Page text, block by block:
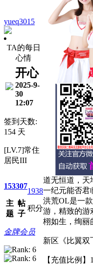
yueq3015
TA的每日
心情
开心
2025-9-
30
12:07
签到天数:
154 天
[LV.7]常住
居民III
153
主
题
307
帖
子
1938
积分
金牌会员
道无恒道，天
一纪元能否君
洪荒OL是一
游，精致的游
栩如生，绚丽
新区《比翼双
【充值比例】